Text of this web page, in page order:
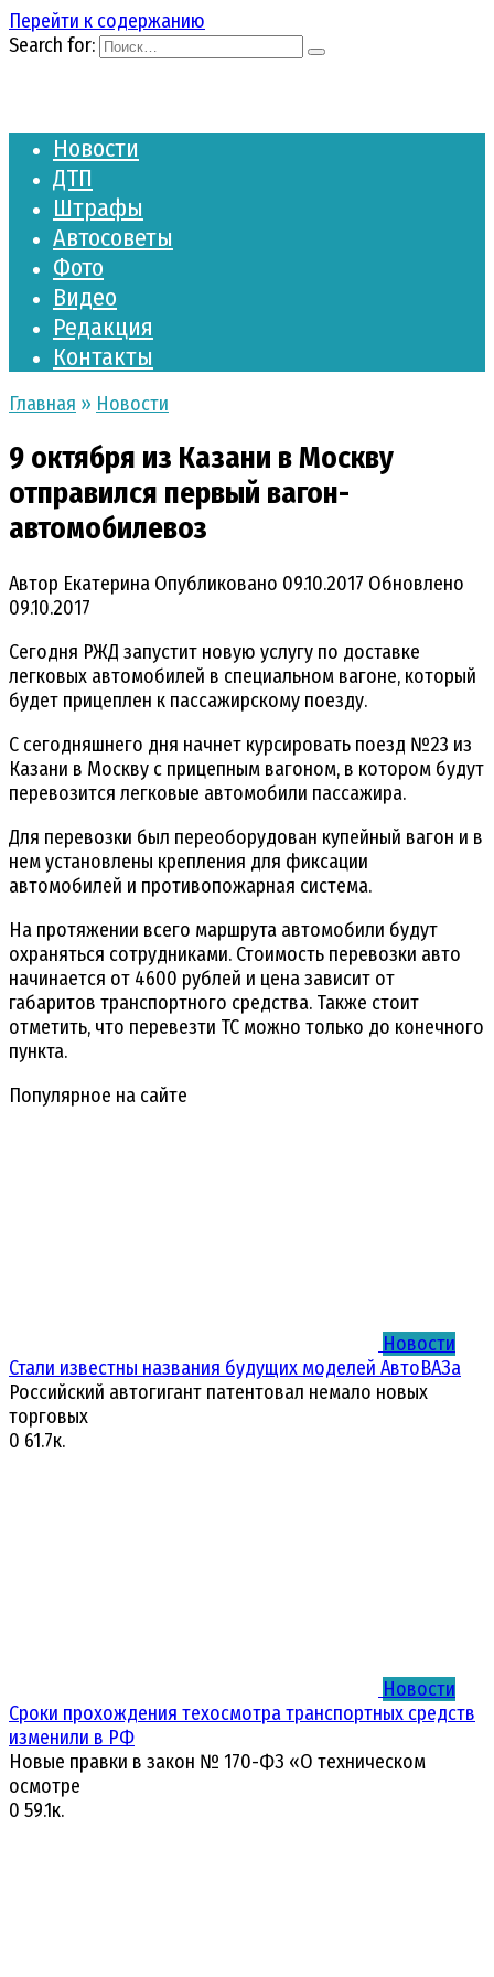
Перейти к содержанию
Search for:
Новости
ДТП
Штрафы
Автосоветы
Фото
Видео
Редакция
Контакты
Главная » Новости
9 октября из Казани в Москву
отправился первый вагон-
автомобилевоз
Автор Екатерина Опубликовано 09.10.2017 Обновлено
09.10.2017
Сегодня РЖД запустит новую услугу по доставке
легковых автомобилей в специальном вагоне, который
будет прицеплен к пассажирскому поезду.
С сегодняшнего дня начнет курсировать поезд №23 из
Казани в Москву с прицепным вагоном, в котором будут
перевозится легковые автомобили пассажира.
Для перевозки был переоборудован купейный вагон и в
нем установлены крепления для фиксации
автомобилей и противопожарная система.
На протяжении всего маршрута автомобили будут
охраняться сотрудниками. Стоимость перевозки авто
начинается от 4600 рублей и цена зависит от
габаритов транспортного средства. Также стоит
отметить, что перевезти ТС можно только до конечного
пункта.
Популярное на сайте
Новости
Стали известны названия будущих моделей АвтоВАЗа
Российский автогигант патентовал немало новых
торговых
0 61.7к.
Новости
Сроки прохождения техосмотра транспортных средств
изменили в РФ
Новые правки в закон № 170-ФЗ «О техническом
осмотре
0 59.1к.